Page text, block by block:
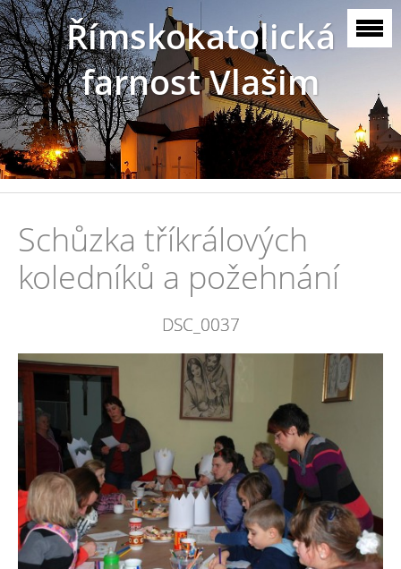
Římskokatolická
farnost Vlašim
Schůzka tříkrálových
koledníků a požehnání
DSC_0037